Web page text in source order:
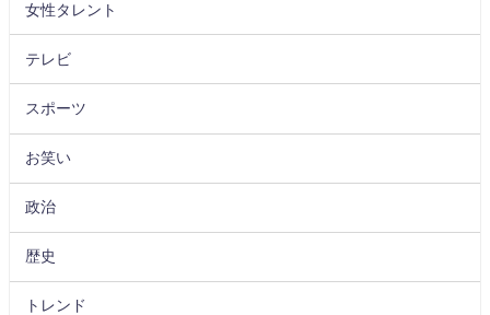
女性タレント
テレビ
スポーツ
お笑い
政治
歴史
トレンド